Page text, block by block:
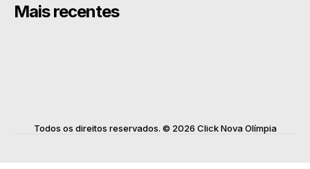
Mais recentes
Todos os direitos reservados. © 2026 Click Nova Olímpia